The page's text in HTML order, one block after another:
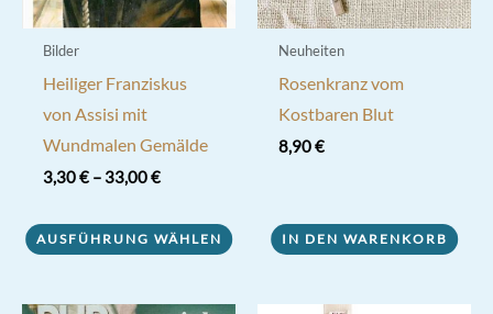
Bilder
Heiliger Franziskus
von Assisi mit
Wundmalen Gemälde
3,30€– 33,00€
AUSFÜHRUNG WÄHLEN
Produkt
mehrere
Neuheiten
Rosenkranz vom
Kostbaren Blut
8,90€
IN DEN WARENKORB